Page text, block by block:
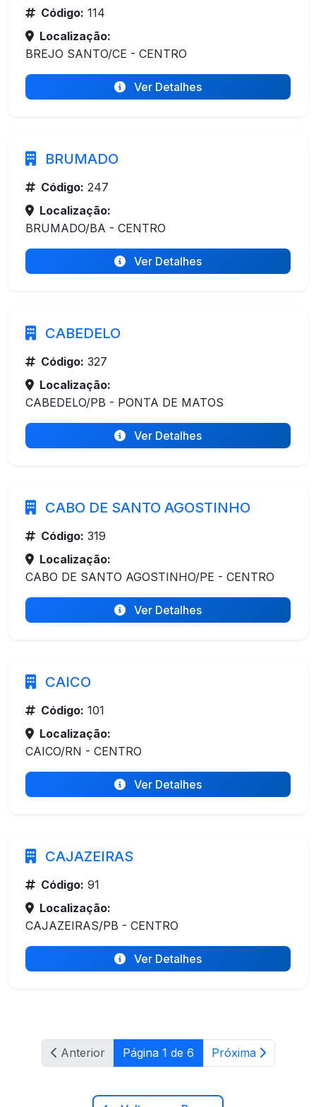
Código: 114
Localização:
BREJO SANTO/CE - CENTRO
Ver Detalhes
BRUMADO
Código: 247
Localização:
BRUMADO/BA - CENTRO
Ver Detalhes
CABEDELO
Código: 327
Localização:
CABEDELO/PB - PONTA DE MATOS
Ver Detalhes
CABO DE SANTO AGOSTINHO
Código: 319
Localização:
CABO DE SANTO AGOSTINHO/PE - CENTRO
Ver Detalhes
CAICO
Código: 101
Localização:
CAICO/RN - CENTRO
Ver Detalhes
CAJAZEIRAS
Código: 91
Localização:
CAJAZEIRAS/PB - CENTRO
Ver Detalhes
Anterior Página 1 de 6 Próxima